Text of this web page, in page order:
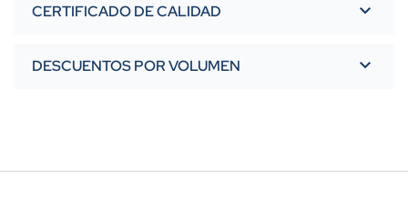
CERTIFICADO DE CALIDAD
DESCUENTOS POR VOLUMEN